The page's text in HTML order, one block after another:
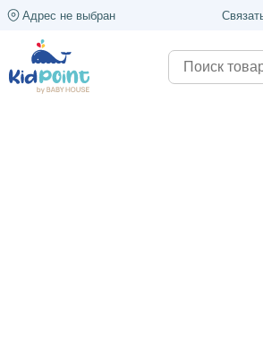
Адрес не выбран